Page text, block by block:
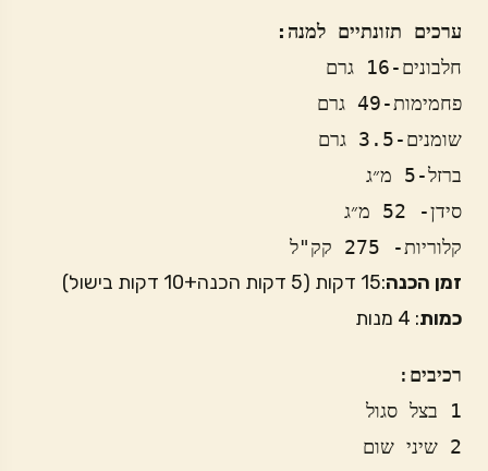
ערכים תזונתיים למנה:
חלבונים-16 גרם
פחמימות-49 גרם
שומנים-3.5 גרם
ברזל-5 מ״ג
סידן- 52 מ״ג
קלוריות- 275 קק"ל
זמן הכנה:15 דקות (5 דקות הכנה+10 דקות בישול)
כמות: 4 מנות
רכיבים